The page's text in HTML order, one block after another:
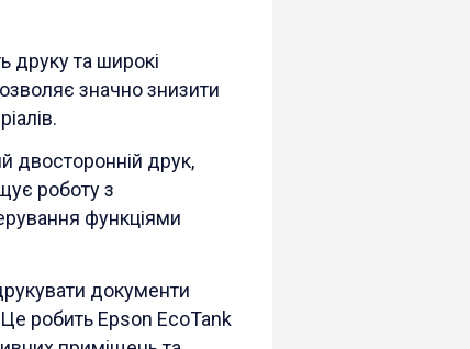
друку та широкі
значно знизити
двосторонній друк,
роботу з
функціями
документи
Це робить Epson EcoTank